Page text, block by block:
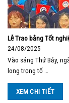
Lễ Trao bằng Tốt
24/08/2025
Vào sáng Thứ Bảy,
long trọng tổ …
XEM CHI TIẾT